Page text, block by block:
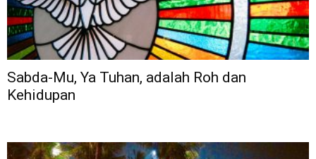
Sabda-Mu, Ya Tuhan, adalah Roh dan
Kehidupan